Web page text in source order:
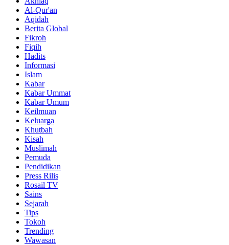
Al-Qur'an
Aqidah
Berita Global
Fikroh
Fiqih
Hadits
Informasi
Islam
Kabar
Kabar Ummat
Kabar Umum
Keilmuan
Keluarga
Khutbah
Kisah
Muslimah
Pemuda
Pendidikan
Press Rilis
Rosail TV
Sains
Sejarah
Tips
Tokoh
Trending
Wawasan